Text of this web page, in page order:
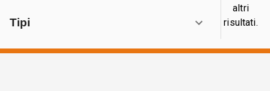
Tipi
altri
risultati.